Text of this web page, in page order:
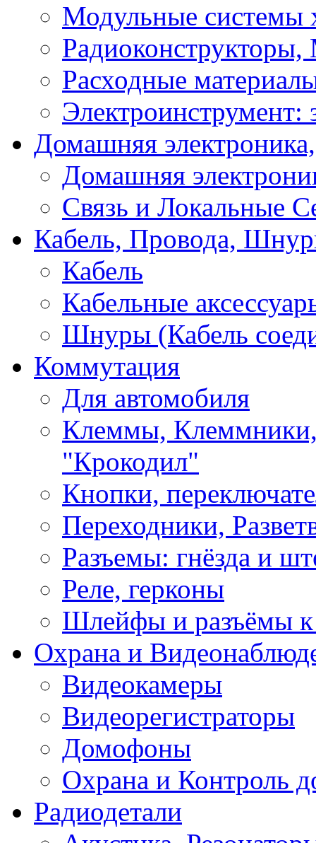
Модульные системы
Расходные
Электроинструмент:
Домашняя
Домашняя
Связь и Локальные
Кабель, Провода,
Кабель
Кабельные
Шнуры (Кабель
Коммутация
Для автомобиля
Клеммы,
"Крокодил"
Кнопки,
Переходники,
Разъемы: гнёзда и
Реле, герконы
Шлейфы и разъёмы
Охрана и
Видеокамеры
Видеорегистраторы
Домофоны
Охрана и Контроль
Радиодетали